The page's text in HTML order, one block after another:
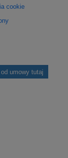
cookie
umowy tutaj
profil na